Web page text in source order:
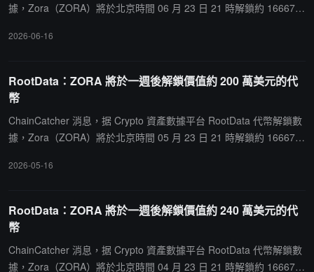
據，Zora（ZORA）將於北京時間 06 月 23 日 21 時解鎖約 16667
2026-06-16
RootData：ZORA 將於一週後解鎖價值約 200 萬美元的代
幣
ChainCatcher 消息，据 Crypto 資產數據平台 RootData 代幣解鎖數
據，Zora（ZORA）將於北京時間 05 月 23 日 21 時解鎖約 16667
2026-05-16
RootData：ZORA 將於一週後解鎖價值約 240 萬美元的代
幣
ChainCatcher 消息，据 Crypto 資產數據平台 RootData 代幣解鎖數
據，Zora（ZORA）將於北京時間 04 月 23 日 21 時解鎖約 16667